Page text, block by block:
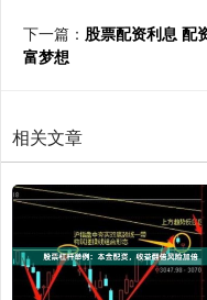
下一篇： 股票配资利息 配
富梦想
相关文章